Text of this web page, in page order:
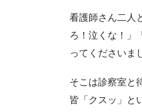
看護師さん二人
ろ！泣くな！」
ってくださいま
そこは診察室と
皆「クスッ」と